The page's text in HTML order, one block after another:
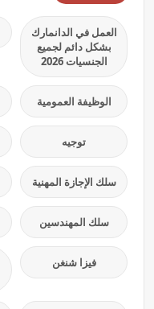
العمل في الدانمارك
بشكل دائم لجميع
الجنسيات 2026
الوظيفة العمومية
توجيه
سلك الإجازة المهنية
سلك المهندسين
فيزا شنغن